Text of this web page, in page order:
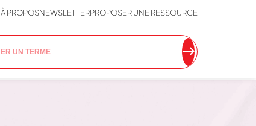
À PROPOSNEWSLETTERPROPOSER UNE RESSOURCE